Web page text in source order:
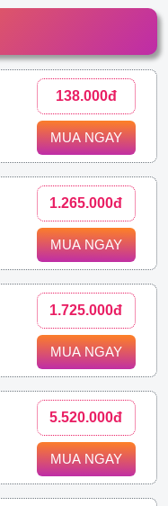
138.000đ
MUA NGAY
1.265.000đ
MUA NGAY
1.725.000đ
MUA NGAY
5.520.000đ
MUA NGAY